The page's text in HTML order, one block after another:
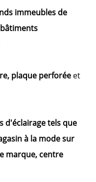
immeubles de
plaque perforée et
d'éclairage tels que
à la mode sur
marque, centre